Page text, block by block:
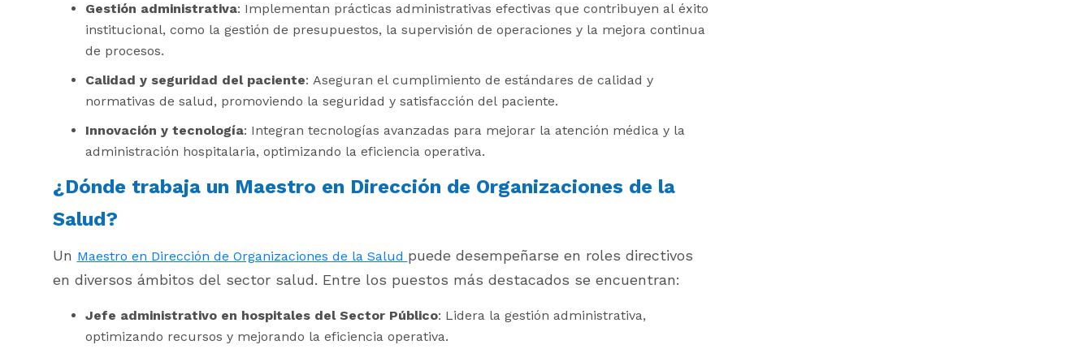
Gestión administrativa: Implementan prácticas administrativas efectivas que contribuyen al éxito
institucional, como la gestión de presupuestos, la supervisión de operaciones y la mejora continua
de procesos.
Calidad y seguridad del paciente: Aseguran el cumplimiento de estándares de calidad y
normativas de salud, promoviendo la seguridad y satisfacción del paciente.
Innovación y tecnología: Integran tecnologías avanzadas para mejorar la atención médica y la
administración hospitalaria, optimizando la eficiencia operativa.
¿Dónde trabaja un Maestro en Dirección de Organizaciones de la
Salud?
Un Maestro en Dirección de Organizaciones de la Salud puede desempeñarse en roles directivos
en diversos ámbitos del sector salud. Entre los puestos más destacados se encuentran:
Jefe administrativo en hospitales del Sector Público: Lidera la gestión administrativa,
optimizando recursos y mejorando la eficiencia operativa.